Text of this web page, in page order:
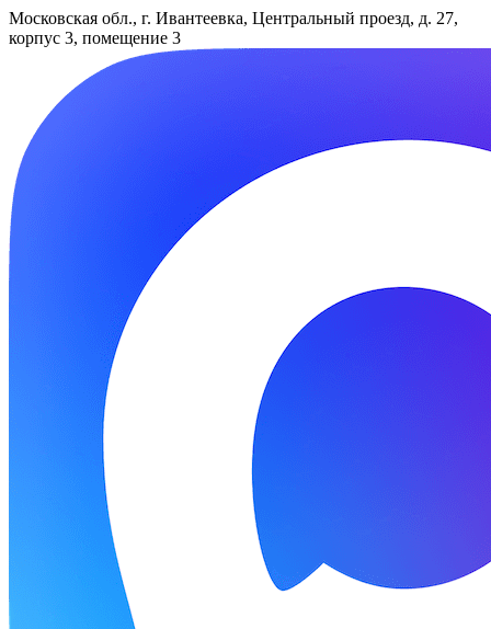
Московская обл., г. Ивантеевка, Центральный проезд, д. 27,
корпус 3, помещение 3